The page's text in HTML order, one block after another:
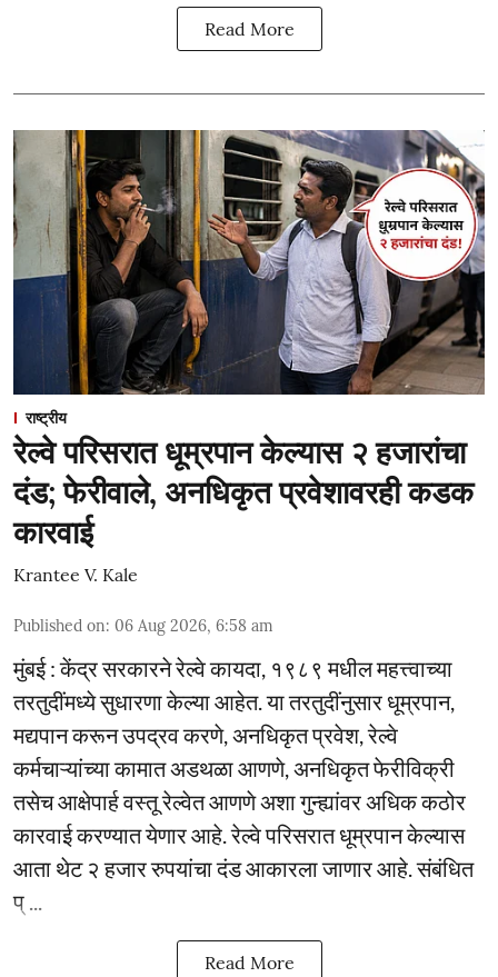
Read More
राष्ट्रीय
रेल्वे परिसरात धूम्रपान केल्यास २ हजारांचा
दंड; फेरीवाले, अनधिकृत प्रवेशावरही कडक
कारवाई
Krantee V. Kale
Published on: 06 Aug 2026, 6:58 am
मुंबई : केंद्र सरकारने रेल्वे कायदा, १९८९ मधील महत्त्वाच्या
तरतुदींमध्ये सुधारणा केल्या आहेत. या तरतुदींनुसार धूम्रपान,
मद्यपान करून उपद्रव करणे, अनधिकृत प्रवेश, रेल्वे
कर्मचाऱ्यांच्या कामात अडथळा आणणे, अनधिकृत फेरीविक्री
तसेच आक्षेपार्ह वस्तू रेल्वेत आणणे अशा गुन्ह्यांवर अधिक कठोर
कारवाई करण्यात येणार आहे. रेल्वे परिसरात धूम्रपान केल्यास
आता थेट २ हजार रुपयांचा दंड आकारला जाणार आहे. संबंधित
प् ...
Read More